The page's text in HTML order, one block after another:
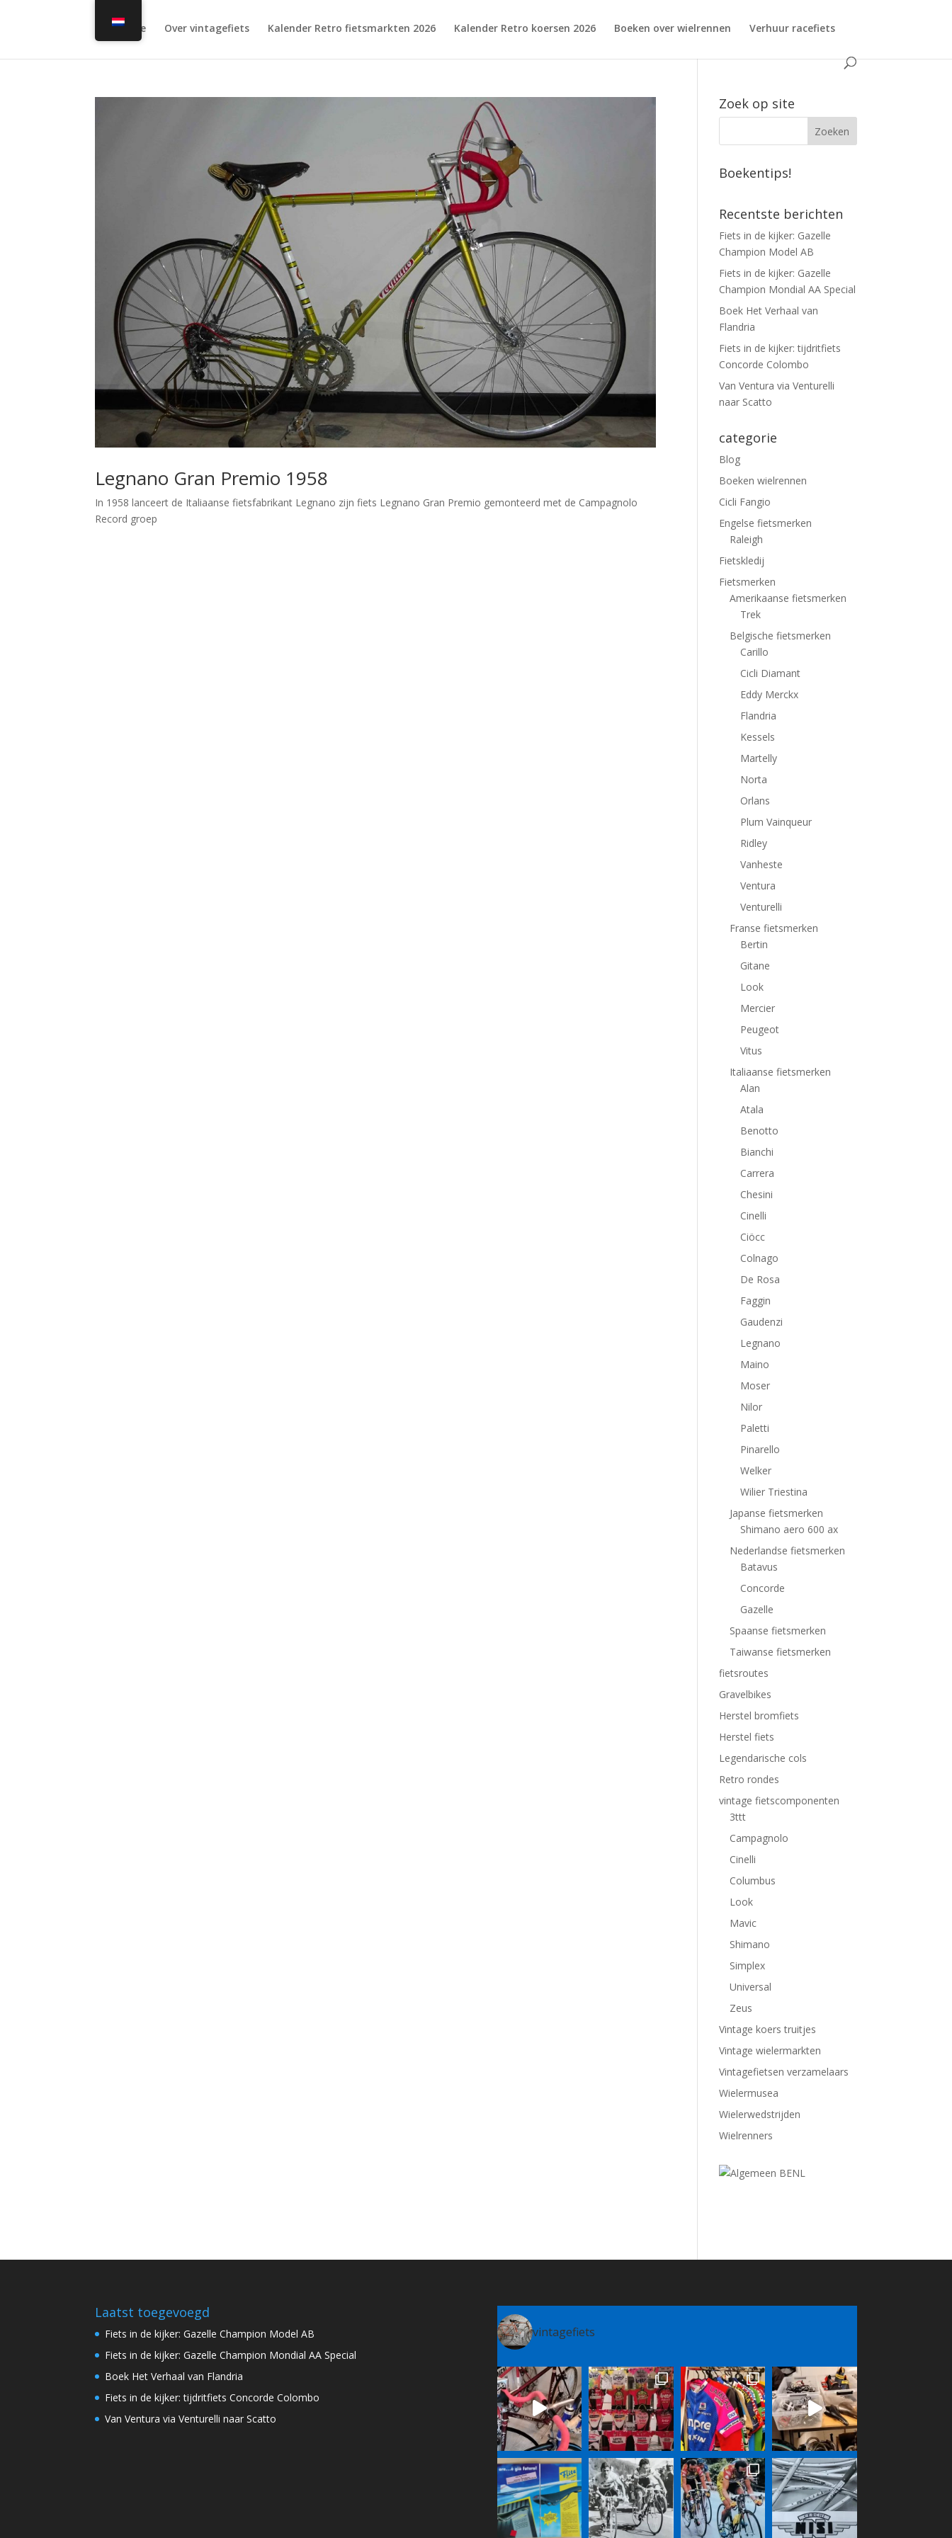
Home Over vintagefiets Kalender Retro fietsmarkten 2026 Kalender Retro koersen 2026 Boeken over wielrennen Verhuur racefiets
Legnano Gran Premio 1958
In 1958 lanceert de Italiaanse fietsfabrikant Legnano zijn fiets Legnano Gran Premio gemonteerd met de Campagnolo
Record groep
Zoek op site
Boekentips!
Recentste berichten
Fiets in de kijker: Gazelle
Champion Model AB
Fiets in de kijker: Gazelle
Champion Mondial AA Special
Boek Het Verhaal van
Flandria
Fiets in de kijker: tijdritfiets
Concorde Colombo
Van Ventura via Venturelli
naar Scatto
categorie
Blog
Boeken wielrennen
Cicli Fangio
Engelse fietsmerken
Raleigh
Fietskledij
Fietsmerken
Amerikaanse fietsmerken
Trek
Belgische fietsmerken
Carillo
Cicli Diamant
Eddy Merckx
Flandria
Kessels
Martelly
Norta
Orlans
Plum Vainqueur
Ridley
Vanheste
Ventura
Venturelli
Franse fietsmerken
Bertin
Gitane
Look
Mercier
Peugeot
Vitus
Italiaanse fietsmerken
Alan
Atala
Benotto
Bianchi
Carrera
Chesini
Cinelli
Ciöcc
Colnago
De Rosa
Faggin
Gaudenzi
Legnano
Maino
Moser
Nilor
Paletti
Pinarello
Welker
Wilier Triestina
Japanse fietsmerken
Shimano aero 600 ax
Nederlandse fietsmerken
Batavus
Concorde
Gazelle
Spaanse fietsmerken
Taiwanse fietsmerken
fietsroutes
Gravelbikes
Herstel bromfiets
Herstel fiets
Legendarische cols
Retro rondes
vintage fietscomponenten
3ttt
Campagnolo
Cinelli
Columbus
Look
Mavic
Shimano
Simplex
Universal
Zeus
Vintage koers truitjes
Vintage wielermarkten
Vintagefietsen verzamelaars
Wielermusea
Wielerwedstrijden
Wielrenners
Laatst toegevoegd
Fiets in de kijker: Gazelle Champion Model AB
Fiets in de kijker: Gazelle Champion Mondial AA Special
Boek Het Verhaal van Flandria
Fiets in de kijker: tijdritfiets Concorde Colombo
Van Ventura via Venturelli naar Scatto
vintagefiets